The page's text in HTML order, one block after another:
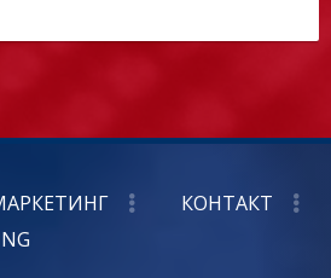
КОНТАКТ